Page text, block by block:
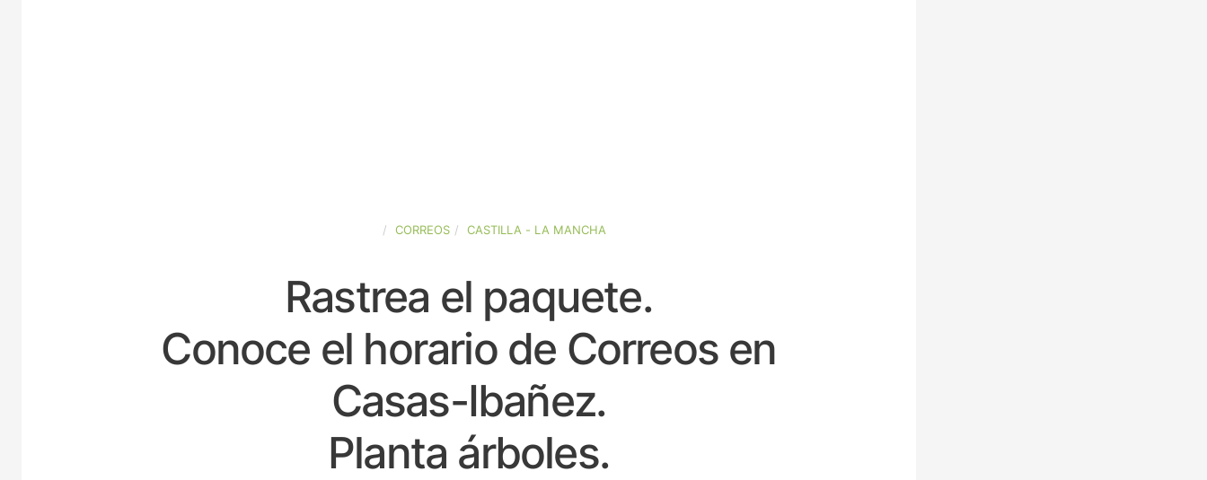
CORREOS CASTILLA - LA MANCHA
Rastrea el paquete.
Conoce el horario de Correos en
Casas-Ibañez.
Planta árboles.